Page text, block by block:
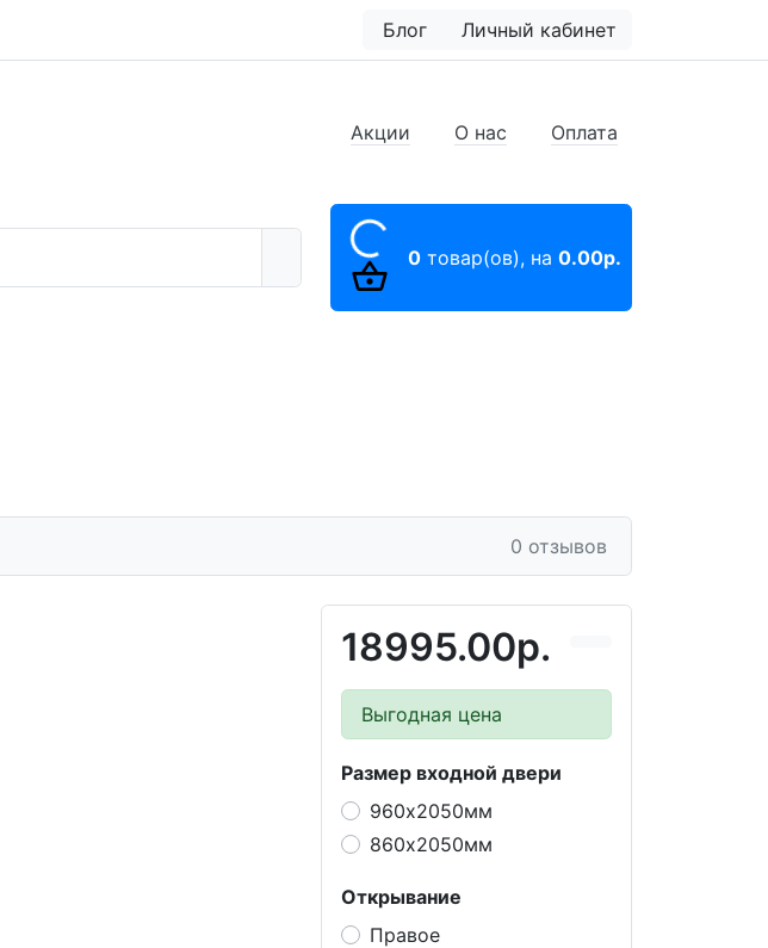
Блог Личный кабинет
Акции О нас Оплата
0 товар(ов), на 0.00р.
0 отзывов
18995.00р.
Выгодная цена
Размер входной двери
960х2050мм
860х2050мм
Открывание
Правое